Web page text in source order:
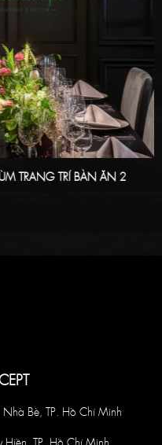
TRÍ BÀN ĂN 2
Bè, TP. Hồ Chí Minh